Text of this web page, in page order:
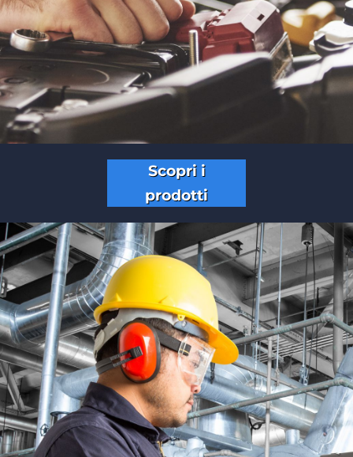
Scopri i
prodotti